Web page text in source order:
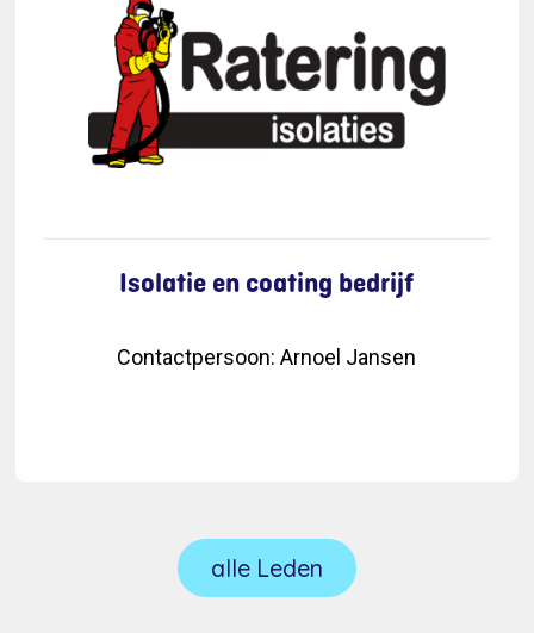
Isolatie en coating bedrijf
Contactpersoon:Arnoel Jansen
alle Leden